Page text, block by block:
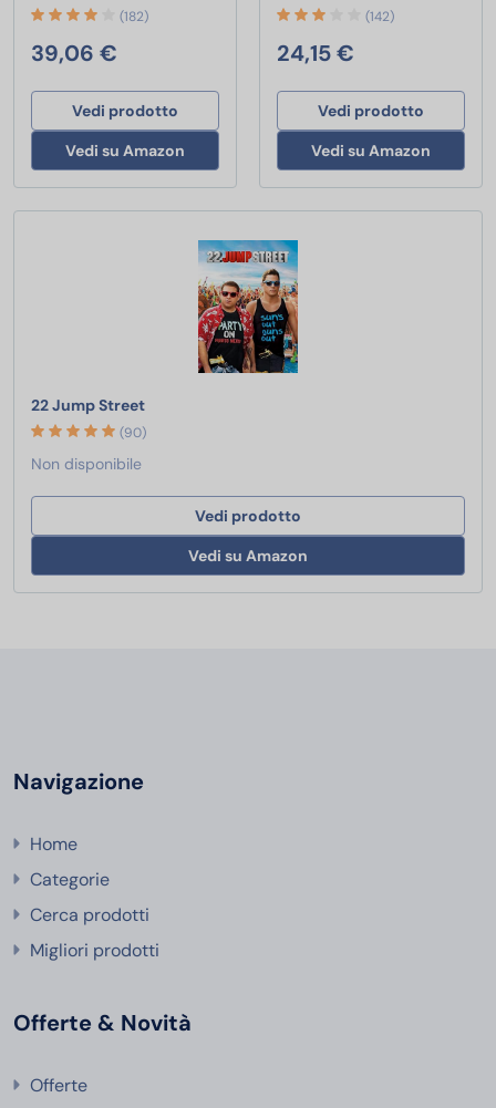
(182)
39,06 €
Vedi prodotto
Vedi su Amazon
(142)
24,15 €
Vedi prodotto
Vedi su Amazon
22 Jump Street22 Jump Street
(90)
Non disponibile
Vedi prodotto
Vedi su Amazon
Navigazione
Home
Categorie
Cerca prodotti
Migliori prodotti
Offerte & Novità
Offerte